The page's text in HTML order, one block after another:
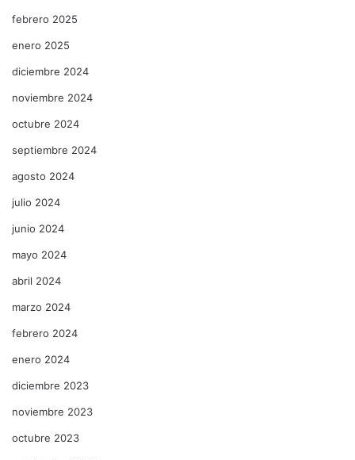
febrero 2025
enero 2025
diciembre 2024
noviembre 2024
octubre 2024
septiembre 2024
agosto 2024
julio 2024
junio 2024
mayo 2024
abril 2024
marzo 2024
febrero 2024
enero 2024
diciembre 2023
noviembre 2023
octubre 2023